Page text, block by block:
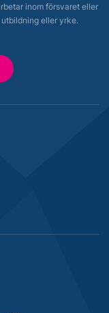
inom försvaret eller
eller yrke.